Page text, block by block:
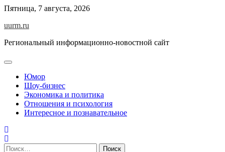
Skip
content
Пятница, 7 августа, 2026
uurm.ru
Региональный информационно-новостной сайт
Юмор
Шоу-бизнес
Экономика и политика
Отношения и психология
Интересное и познавательное
Найти: